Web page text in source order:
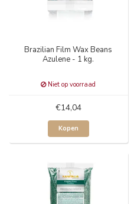
Brazilian Film Wax Beans
Azulene - 1 kg.
Niet op voorraad
€14,04
Kopen